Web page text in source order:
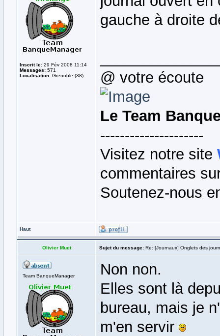
Inscrit le: 29 Fév 2008 11:14
Messages: 571
Localisation: Grenoble (38)
gauche à droite
@ votre écoute
Le Team
---------------------
Visitez notre site
commentaires
Soutenez-nous
Haut
Olivier Muet Sujet du message: Re: [Journaux] Onglets des
Team BanqueManager
Non non.
Elles sont là
bureau, mais je
m'en servir